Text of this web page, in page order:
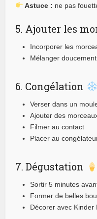
Astuce : ne pas
5. Ajouter les
Incorporer les
Mélanger doucement
6. Congélation
Verser dans un
Ajouter des
Filmer au contact
Placer au
7. Dégustation
Sortir 5 minutes
Former de belles
Décorer avec Kinder